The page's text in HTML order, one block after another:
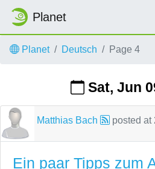
Planet
Planet Deutsch Page 4
Sat, Jun
Matthias Bach posted at
Ein paar Tipps zum